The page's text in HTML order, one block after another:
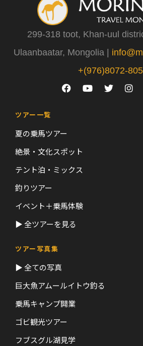
299-318 toot, Khan-uul
Ulaanbaatar, Mongolia |
+(976)8072-
ツアー一覧
夏の乗馬ツアー
絶景・文化スポット
テント泊・ミックス
釣りツアー
イベント＋乗馬体験
▶ 全ツアーを見る
ツアー写真集
▶ 全ての写真
巨大魚アムールイトウ釣る
乗馬キャンプ開業
ゴビ観光ツアー
フブスグル湖見学